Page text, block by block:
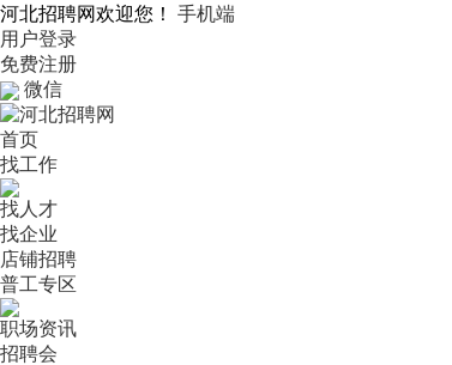
河北招聘网欢迎您！
手机端
用户登录
免费注册
微信
首页
找工作
找人才
找企业
店铺招聘
普工专区
职场资讯
招聘会